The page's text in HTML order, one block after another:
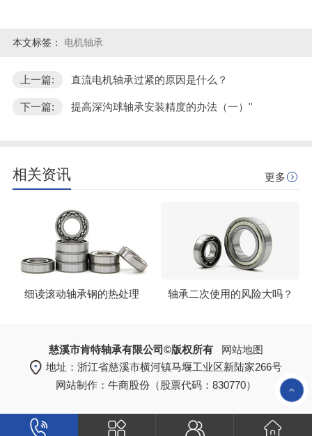
本文标签： 电机轴承
上一篇: 直流电机轴承过紧的原因是什么？
下一篇: 提高深沟球轴承安装精度的办法（一）"
相关资讯 更多
细读滚动轴承钢的热处理 轴承二次使用的风险大吗？
慈溪市肯特轴承有限公司©版权所有
网站地图
地址：浙江省慈溪市横河镇马堰工业区新陆家266号
网站制作： 牛商股份 （股票代码：830770）